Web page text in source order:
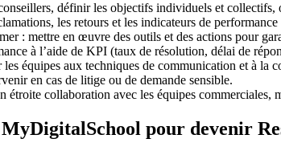
définir les objectifs individuels et collectifs,
les retours et les indicateurs de
: mettre en œuvre des outils et des actions pour
à l’aide de KPI (taux de résolution, délai de
équipes aux techniques de communication et à la
en cas de litige ou de demande sensible.
collaboration avec les équipes
pour devenir